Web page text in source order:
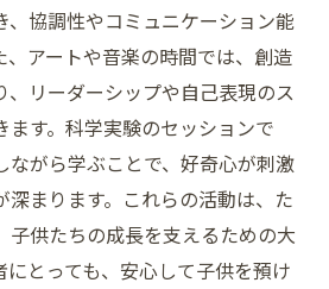
、協調性やコミュニケーション能
、アートや音楽の時間では、創造
、リーダーシップや自己表現のス
ます。科学実験のセッションで
ながら学ぶことで、好奇心が刺激
深まります。これらの活動は、た
子供たちの成長を支えるための大
とっても、安心して子供を預け